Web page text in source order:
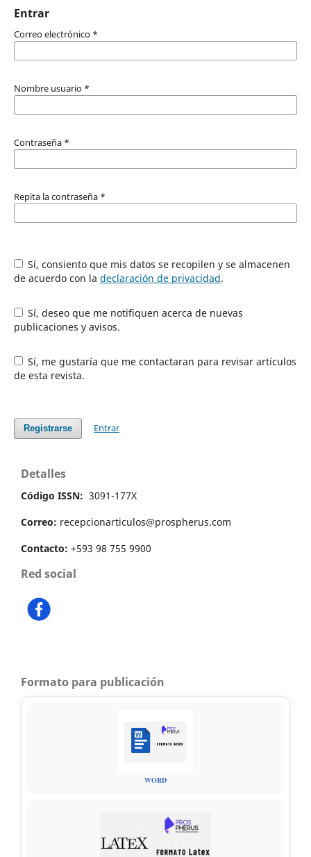
Entrar
Correo electrónico *
Nombre usuario *
Contraseña *
Repita la contraseña *
Sí, consiento que mis datos se recopilen y se almacenen
de acuerdo con la declaración de privacidad.
Sí, deseo que me notifiquen acerca de nuevas
publicaciones y avisos.
Sí, me gustaría que me contactaran para revisar artículos
de esta revista.
Registrarse Entrar
Detalles
Código ISSN: 3091-177X
Correo: recepcionarticulos@prospherus.com
Contacto: +593 98 755 9900
Red social
Formato para publicación
WORD